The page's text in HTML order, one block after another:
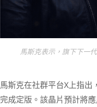
馬斯克表示，旗下下一
馬斯克在社群平台X上指
完成定版。該晶片預計將